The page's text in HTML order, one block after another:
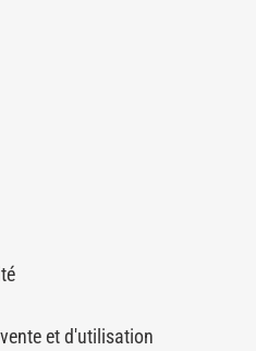
et d'utilisation